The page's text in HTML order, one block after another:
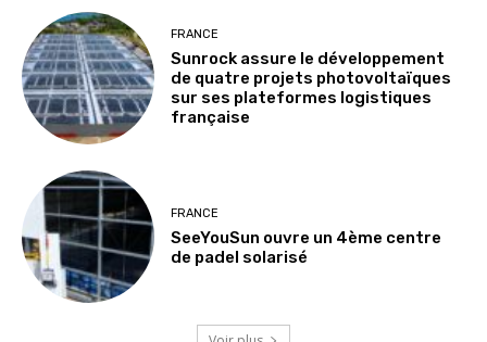
FRANCE
Sunrock assure le développement
de quatre projets photovoltaïques
sur ses plateformes logistiques
française
FRANCE
SeeYouSun ouvre un 4ème centre
de padel solarisé